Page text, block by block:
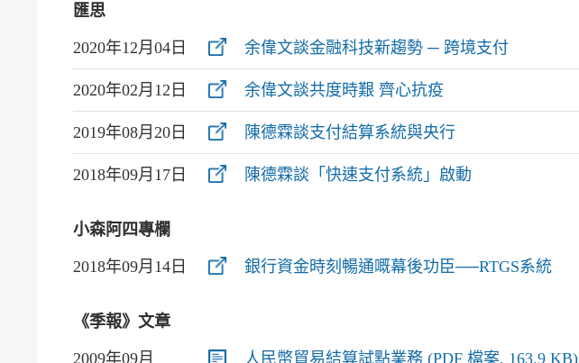
匯思
2020年12月04日 余偉文談金融科技新趨勢 ─ 跨境支付
2020年02月12日 余偉文談共度時艱 齊心抗疫
2019年08月20日 陳德霖談支付結算系統與央行
2018年09月17日 陳德霖談「快速支付系統」啟動
小森阿四專欄
2018年09月14日 銀行資金時刻暢通嘅幕後功臣──RTGS系統
《季報》文章
2009年09月 人民幣貿易結算試點業務 (PDF 檔案, 163.9 KB)